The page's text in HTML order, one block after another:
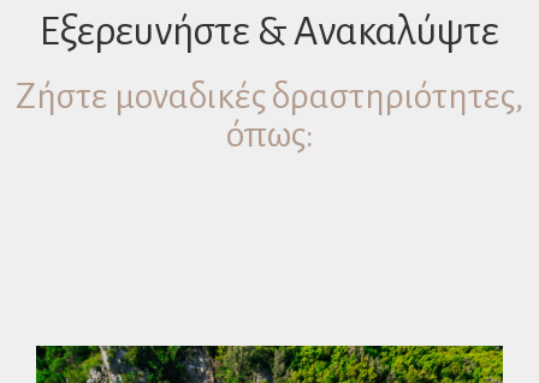
Εξερευνήστε & Ανακαλύψτε
Ζήστε μοναδικές δραστηριότητες,
όπως: